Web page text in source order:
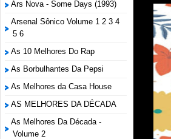
Ars Nova - Some Days (1993)
Arsenal Sônico Volume 1 2 3 4
5 6
As 10 Melhores Do Rap
As Borbulhantes Da Pepsi
As Melhores da Casa House
AS MELHORES DA DÉCADA
As Melhores Da Década -
Volume 2